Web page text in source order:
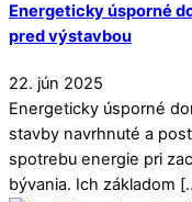
Energeticky úsporné
pred výstavbou
22. jún 2025
Energeticky úsporné
stavby navrhnuté a
spotrebu energie pri
bývania. Ich základom